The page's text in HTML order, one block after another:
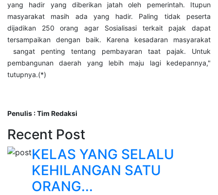
yang hadir yang diberikan jatah oleh pemerintah. Itupun
masyarakat masih ada yang hadir. Paling tidak peserta
dijadikan 250 orang agar Sosialisasi terkait pajak dapat
tersampaikan dengan baik. Karena kesadaran masyarakat
sangat penting tentang pembayaran taat pajak. Untuk
pembangunan daerah yang lebih maju lagi kedepannya,"
tutupnya.(*)
Penulis : Tim Redaksi
Recent Post
KELAS YANG SELALU
KEHILANGAN SATU
ORANG...